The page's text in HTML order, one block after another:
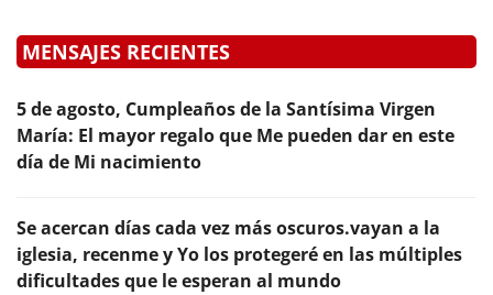
MENSAJES RECIENTES
5 de agosto, Cumpleaños de la Santísima Virgen
María: El mayor regalo que Me pueden dar en este
día de Mi nacimiento
Se acercan días cada vez más oscuros.vayan a la
iglesia, recenme y Yo los protegeré en las múltiples
dificultades que le esperan al mundo